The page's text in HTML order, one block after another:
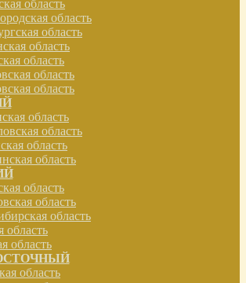
область
область
область
область
область
область
область
область
область
область
область
область
область
область
область
область
область